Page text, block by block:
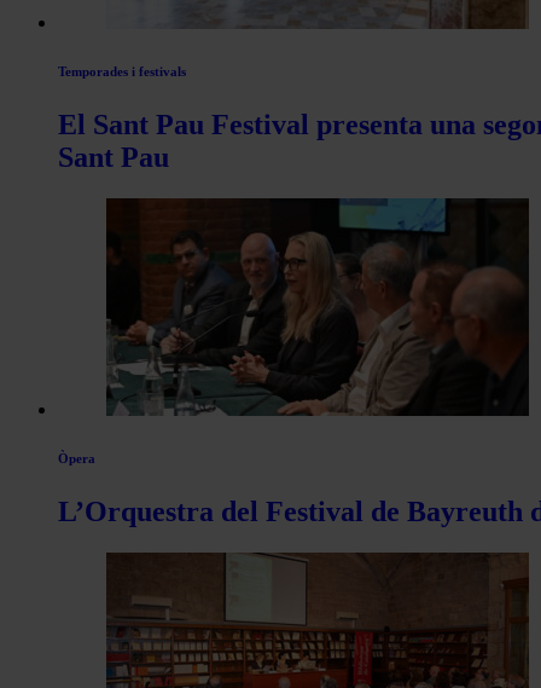
Temporades i festivals
El Sant Pau Festival presenta una
Sant Pau
Òpera
L’Orquestra del Festival de Bayreuth